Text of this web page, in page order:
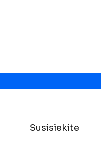
Susisiekite